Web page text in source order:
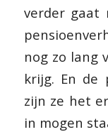
verder gaat
nog zo lang
krijg. En de
zijn ze het
in mogen